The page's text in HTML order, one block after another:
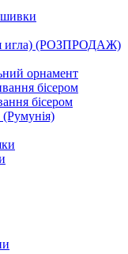
игла) (РОЗПРОДАЖ)
орнамент
бісером
бісером